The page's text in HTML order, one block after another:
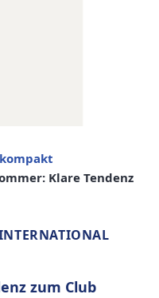
Klare Tendenz
zum Club